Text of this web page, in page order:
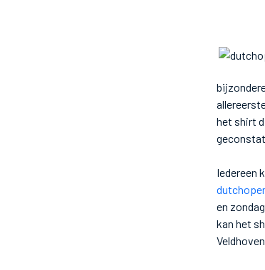
het shirt
Iedereen
en
kan het